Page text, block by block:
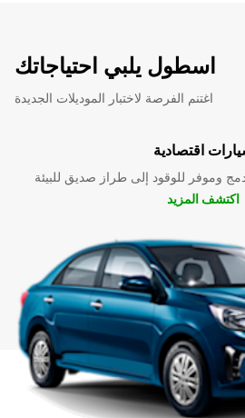
اسطول يلبي احتياجاتك
اغتنم الفرصة لاختبار الموديلات الجديدة
اقتصادية
وموفر للوقود إلى طراز صديق للبيئة
اكتشف المزيد